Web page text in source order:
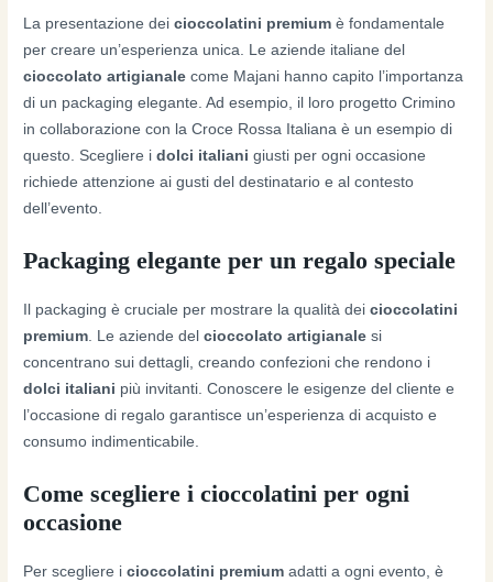
La presentazione deicioccolatini premium è fondamentale
per creare un’esperienza unica. Le aziende italiane del
cioccolato artigianale come Majani hanno capito l’importanza
di un packaging elegante. Ad esempio, il loro progetto Crimino
in collaborazione con la Croce Rossa Italiana è un esempio di
questo. Scegliere idolci italiani giusti per ogni occasione
richiede attenzione ai gusti del destinatario e al contesto
dell’evento.
Packaging elegante per un regalo speciale
Il packaging è cruciale per mostrare la qualità deicioccolatini
premium. Le aziende delcioccolato artigianale si
concentrano sui dettagli, creando confezioni che rendono i
dolci italiani più invitanti. Conoscere le esigenze del cliente e
l’occasione di regalo garantisce un’esperienza di acquisto e
consumo indimenticabile.
Come scegliere i cioccolatini per ogni
occasione
Per scegliere icioccolatini premium adatti a ogni evento, è